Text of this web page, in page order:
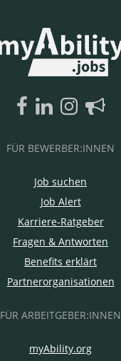
FÜR BEWERBER:INNEN
Job suchen
Job Alert
Karriere-Ratgeber
Fragen & Antworten
Benefits erklärt
Partnerorganisationen
FÜR ARBEITGEBER:INNEN
myAbility.org